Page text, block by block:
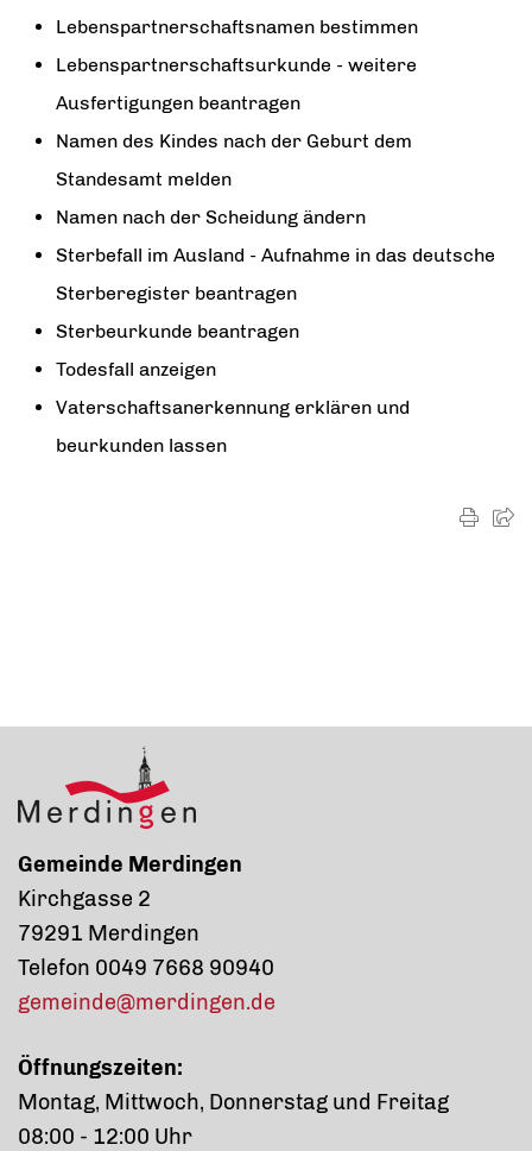
Lebenspartnerschaftsnamen bestimmen
Lebenspartnerschaftsurkunde - weitere
Ausfertigungen beantragen
Namen des Kindes nach der Geburt dem
Standesamt melden
Namen nach der Scheidung ändern
Sterbefall im Ausland - Aufnahme in das deutsche
Sterberegister beantragen
Sterbeurkunde beantragen
Todesfall anzeigen
Vaterschaftsanerkennung erklären und
beurkunden lassen
Gemeinde Merdingen
Kirchgasse 2
79291 Merdingen
Telefon 0049 7668 90940
gemeinde@merdingen.de
Öffnungszeiten:
Montag, Mittwoch, Donnerstag und Freitag
08:00 - 12:00 Uhr